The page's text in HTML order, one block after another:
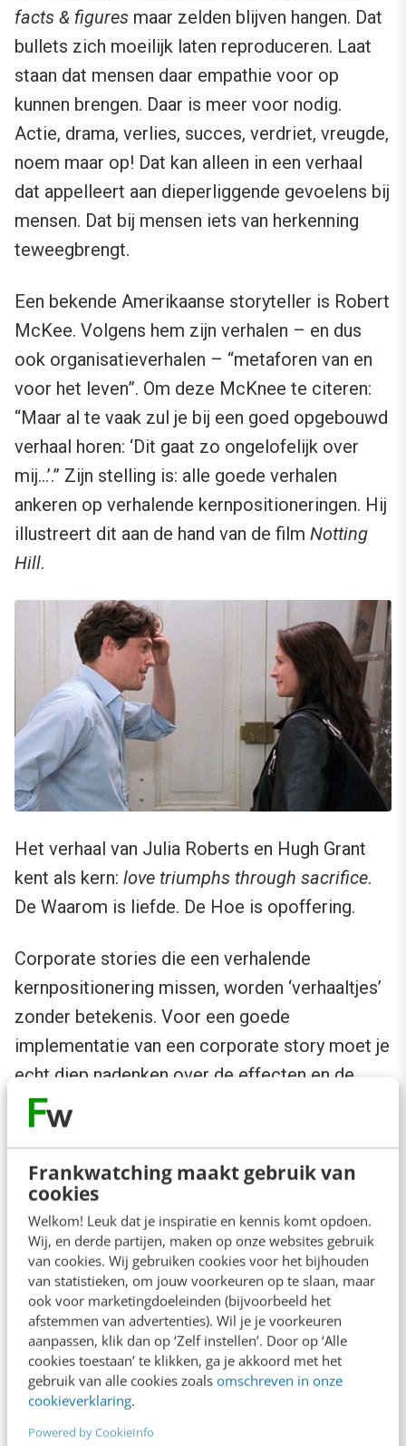
Frankwatching maakt gebruik van
cookies
Welkom! Leuk dat je inspiratie en kennis komt opdoen.
Wij, en derde partijen, maken op onze websites gebruik
van cookies. Wij gebruiken cookies voor het bijhouden
van statistieken, om jouw voorkeuren op te slaan, maar
ook voor marketingdoeleinden (bijvoorbeeld het
afstemmen van advertenties). Wil je je voorkeuren
aanpassen, klik dan op ‘Zelf instellen’. Door op ‘Alle
cookies toestaan’ te klikken, ga je akkoord met het
gebruik van alle cookies zoals omschreven in onze
cookieverklaring.
Powered by CookieInfo
facts & figures maar zelden blijven hangen. Dat
bullets zich moeilijk laten reproduceren. Laat
staan dat mensen daar empathie voor op
kunnen brengen. Daar is meer voor nodig.
Actie, drama, verlies, succes, verdriet, vreugde,
noem maar op! Dat kan alleen in een verhaal
dat appelleert aan dieperliggende gevoelens bij
mensen. Dat bij mensen iets van herkenning
teweegbrengt.
Een bekende Amerikaanse storyteller is Robert
McKee. Volgens hem zijn verhalen – en dus
ook organisatieverhalen – “metaforen van en
voor het leven”. Om deze McKnee te citeren:
“Maar al te vaak zul je bij een goed opgebouwd
verhaal horen: ‘Dit gaat zo ongelofelijk over
mij…’.” Zijn stelling is: alle goede verhalen
ankeren op verhalende kernpositioneringen. Hij
illustreert dit aan de hand van de film Notting
Hill.
Het verhaal van Julia Roberts en Hugh Grant
kent als kern: love triumphs through sacrifice.
De Waarom is liefde. De Hoe is opoffering.
Corporate stories die een verhalende
kernpositionering missen, worden ‘verhaaltjes’
zonder betekenis. Voor een goede
implementatie van een corporate story moet je
echt diep nadenken over de effecten en de
aard van narratieve transportatie (hoe mensen
opgaan in de wereld van het verhaal, red.)!
Trouwens,love triumphs through sacrificeis
ook een goed voorbeeld van een universal
story structure. Deze verhalen creëren ultieme
verbinding. Narratieve transportatie zorgt
uiteindelijk voor narratieve transformatie – van
mensen en organisaties!